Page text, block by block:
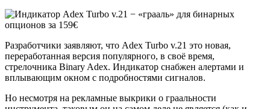
Разработчики заявляют, что Adex Turbo v.21 это новая,
переработанная версия популярного, в своё время,
стрелочника Binary Adex. Индикатор снабжен алертами и
вплывающим окном с подробностями сигналов.
Но несмотря на рекламные выкрики о граальности